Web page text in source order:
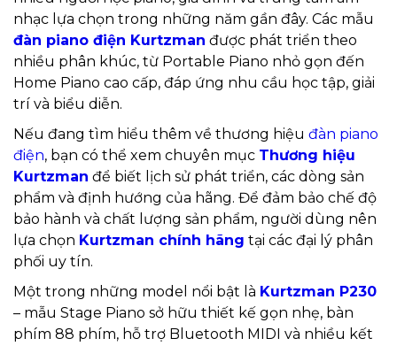
nhạc lựa chọn trong những năm gần đây. Các mẫu
đàn piano điện Kurtzman được phát triển theo
nhiều phân khúc, từ Portable Piano nhỏ gọn đến
Home Piano cao cấp, đáp ứng nhu cầu học tập, giải
trí và biểu diễn.
Nếu đang tìm hiểu thêm về thương hiệu đàn piano
điện, bạn có thể xem chuyên mục Thương hiệu
Kurtzman để biết lịch sử phát triển, các dòng sản
phẩm và định hướng của hãng. Để đảm bảo chế độ
bảo hành và chất lượng sản phẩm, người dùng nên
lựa chọn Kurtzman chính hãng tại các đại lý phân
phối uy tín.
Một trong những model nổi bật là Kurtzman P230
– mẫu Stage Piano sở hữu thiết kế gọn nhẹ, bàn
phím 88 phím, hỗ trợ Bluetooth MIDI và nhiều kết